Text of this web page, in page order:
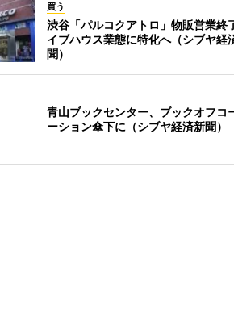
買う
渋谷「パルコクアトロ」物販営業終
イブハウス業態に特化へ（シブヤ経
聞）
青山ブックセンター、ブックオフコ
ーション傘下に（シブヤ経済新聞）